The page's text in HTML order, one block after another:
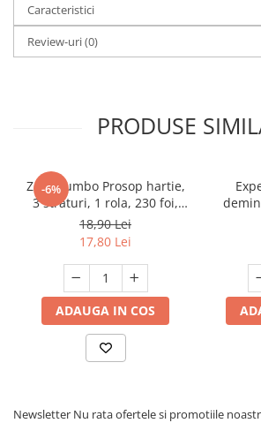
Caracteristici
Review-uri(0)
PRODUSE
-6%
Zewa Jumbo Prosop hartie,
3 straturi, 1 rola, 230 foi,
Premium Expert
18,90 Lei
17,80 Lei
ADAUGA IN COS
fierul
Newsletter Nu rata ofertele si promotiile